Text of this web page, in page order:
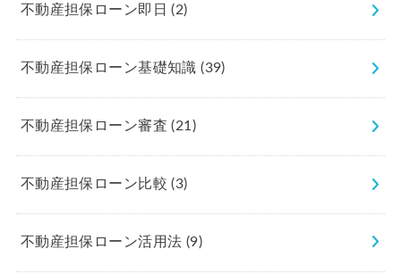
不動産担保ローン即日(2)
不動産担保ローン基礎知識(39)
不動産担保ローン審査(21)
不動産担保ローン比較(3)
不動産担保ローン活用法 (9)